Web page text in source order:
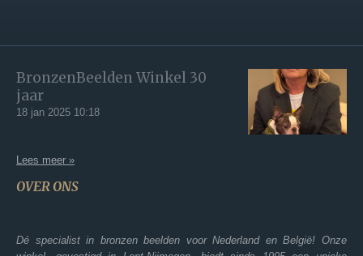
BronzenBeelden Winkel 30
jaar
18 jan 2025 10:18
Lees meer »
OVER ONS
Dé specialist in bronzen beelden voor Nederland en België! Onze